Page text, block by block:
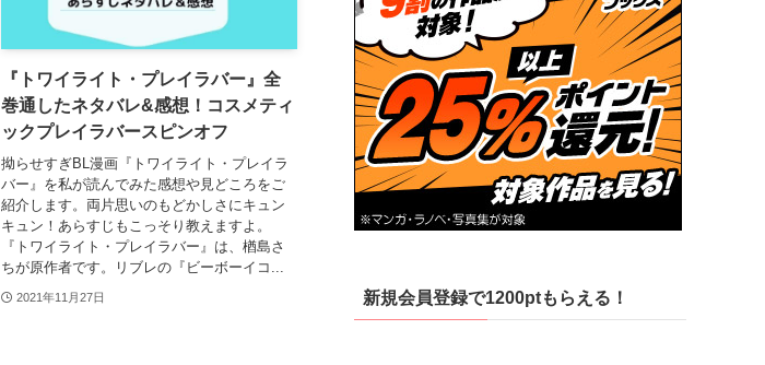
『トワイライト・プレイラバー』全
巻通したネタバレ&感想！コスメティ
ックプレイラバースピンオフ
拗らせすぎBL漫画『トワイライト・プレイラ
バー』を私が読んでみた感想や見どころをご
紹介します。両片思いのもどかしさにキュン
キュン！あらすじもこっそり教えますよ。
『トワイライト・プレイラバー』は、楢島さ
ちが原作者です。リブレの『ビーボーイコ...
2021年11月27日 新規会員登録で1200ptもらえる！